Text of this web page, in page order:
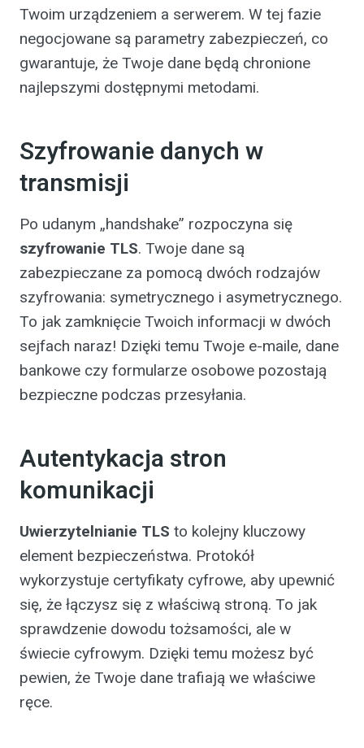
Twoim urządzeniem a serwerem. W tej fazie
negocjowane są parametry zabezpieczeń, co
gwarantuje, że Twoje dane będą chronione
najlepszymi dostępnymi metodami.
Szyfrowanie danych w
transmisji
Po udanym „handshake” rozpoczyna się
szyfrowanie TLS. Twoje dane są
zabezpieczane za pomocą dwóch rodzajów
szyfrowania: symetrycznego i asymetrycznego.
To jak zamknięcie Twoich informacji w dwóch
sejfach naraz! Dzięki temu Twoje e-maile, dane
bankowe czy formularze osobowe pozostają
bezpieczne podczas przesyłania.
Autentykacja stron
komunikacji
Uwierzytelnianie TLS to kolejny kluczowy
element bezpieczeństwa. Protokół
wykorzystuje certyfikaty cyfrowe, aby upewnić
się, że łączysz się z właściwą stroną. To jak
sprawdzenie dowodu tożsamości, ale w
świecie cyfrowym. Dzięki temu możesz być
pewien, że Twoje dane trafiają we właściwe
ręce.